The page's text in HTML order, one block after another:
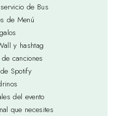
de Bus
de Menú
y hashtag
canciones
Spotify
del evento
que necesites